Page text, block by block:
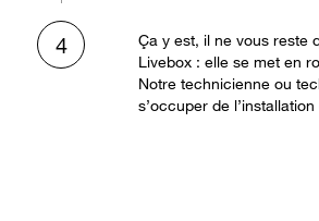
4
Ça y est, il ne vous reste
Livebox : elle se met en
Notre technicienne ou
s’occuper de